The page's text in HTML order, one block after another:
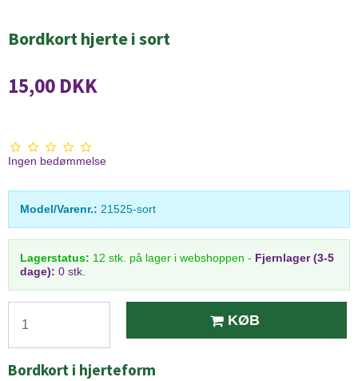
Bordkort hjerte i sort
15,00 DKK
Ingen bedømmelse
Model/Varenr.: 21525-sort
Lagerstatus: 12 stk. på lager i webshoppen - Fjernlager (3-5
dage): 0 stk.
KØB
Bordkort i hjerteform